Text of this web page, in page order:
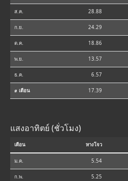
ส.ค. 28.88
ก.ย. 24.29
ต.ค. 18.86
พ.ย. 13.57
ธ.ค. 6.57
⌀ เดือน 17.39
แสงอาทิตย์ (ชั่วโมง)
เดือน หางโจว
ม.ค. 5.54
ก.พ. 5.25